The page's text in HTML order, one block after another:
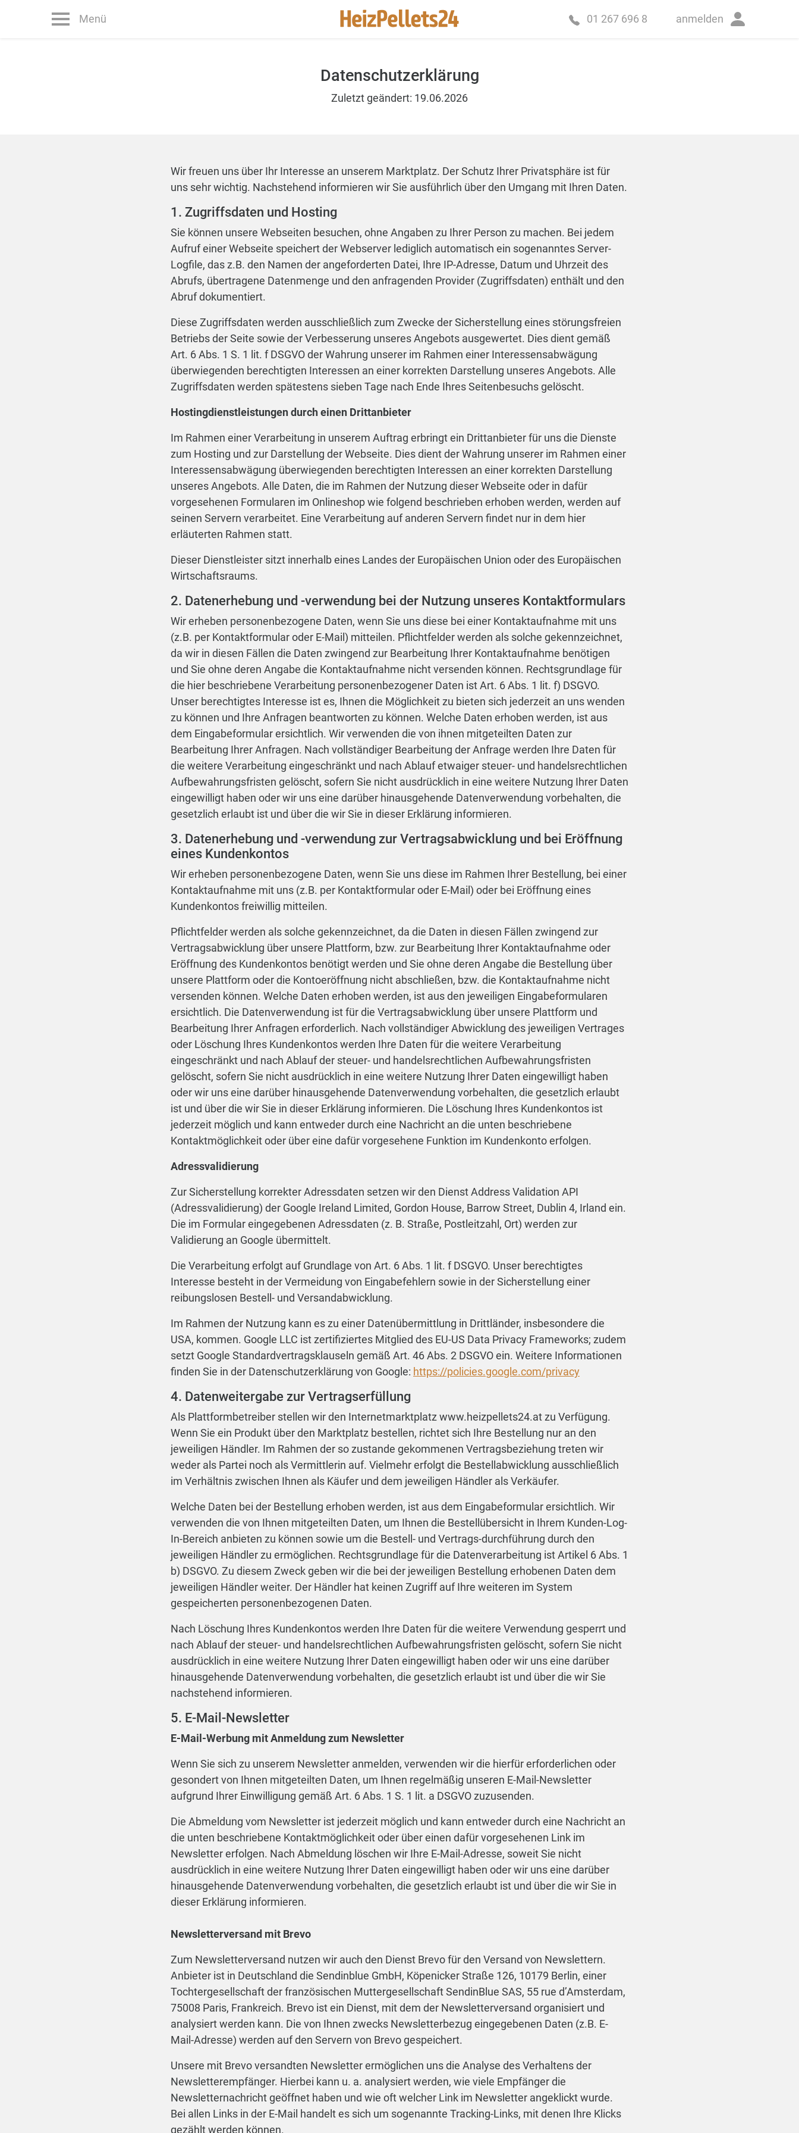
Menü 01 267 696 8 anmelden
Datenschutzerklärung
Zuletzt geändert: 19.06.2026
Wir freuen uns über Ihr Interesse an unserem Marktplatz. Der Schutz Ihrer Privatsphäre ist für
uns sehr wichtig. Nachstehend informieren wir Sie ausführlich über den Umgang mit Ihren Daten.
1. Zugriffsdaten und Hosting
Sie können unsere Webseiten besuchen, ohne Angaben zu Ihrer Person zu machen. Bei jedem
Aufruf einer Webseite speichert der Webserver lediglich automatisch ein sogenanntes Server-
Logfile, das z.B. den Namen der angeforderten Datei, Ihre IP-Adresse, Datum und Uhrzeit des
Abrufs, übertragene Datenmenge und den anfragenden Provider (Zugriffsdaten) enthält und den
Abruf dokumentiert.
Diese Zugriffsdaten werden ausschließlich zum Zwecke der Sicherstellung eines störungsfreien
Betriebs der Seite sowie der Verbesserung unseres Angebots ausgewertet. Dies dient gemäß
Art. 6 Abs. 1 S. 1 lit. f DSGVO der Wahrung unserer im Rahmen einer Interessensabwägung
überwiegenden berechtigten Interessen an einer korrekten Darstellung unseres Angebots. Alle
Zugriffsdaten werden spätestens sieben Tage nach Ende Ihres Seitenbesuchs gelöscht.
Hostingdienstleistungen durch einen Drittanbieter
Im Rahmen einer Verarbeitung in unserem Auftrag erbringt ein Drittanbieter für uns die Dienste
zum Hosting und zur Darstellung der Webseite. Dies dient der Wahrung unserer im Rahmen einer
Interessensabwägung überwiegenden berechtigten Interessen an einer korrekten Darstellung
unseres Angebots. Alle Daten, die im Rahmen der Nutzung dieser Webseite oder in dafür
vorgesehenen Formularen im Onlineshop wie folgend beschrieben erhoben werden, werden auf
seinen Servern verarbeitet. Eine Verarbeitung auf anderen Servern findet nur in dem hier
erläuterten Rahmen statt.
Dieser Dienstleister sitzt innerhalb eines Landes der Europäischen Union oder des Europäischen
Wirtschaftsraums.
2. Datenerhebung und -verwendung bei der Nutzung unseres Kontaktformulars
Wir erheben personenbezogene Daten, wenn Sie uns diese bei einer Kontaktaufnahme mit uns
(z.B. per Kontaktformular oder E-Mail) mitteilen. Pflichtfelder werden als solche gekennzeichnet,
da wir in diesen Fällen die Daten zwingend zur Bearbeitung Ihrer Kontaktaufnahme benötigen
und Sie ohne deren Angabe die Kontaktaufnahme nicht versenden können. Rechtsgrundlage für
die hier beschriebene Verarbeitung personenbezogener Daten ist Art. 6 Abs. 1 lit. f) DSGVO.
Unser berechtigtes Interesse ist es, Ihnen die Möglichkeit zu bieten sich jederzeit an uns wenden
zu können und Ihre Anfragen beantworten zu können. Welche Daten erhoben werden, ist aus
dem Eingabeformular ersichtlich. Wir verwenden die von ihnen mitgeteilten Daten zur
Bearbeitung Ihrer Anfragen. Nach vollständiger Bearbeitung der Anfrage werden Ihre Daten für
die weitere Verarbeitung eingeschränkt und nach Ablauf etwaiger steuer- und handelsrechtlichen
Aufbewahrungsfristen gelöscht, sofern Sie nicht ausdrücklich in eine weitere Nutzung Ihrer Daten
eingewilligt haben oder wir uns eine darüber hinausgehende Datenverwendung vorbehalten, die
gesetzlich erlaubt ist und über die wir Sie in dieser Erklärung informieren.
3. Datenerhebung und -verwendung zur Vertragsabwicklung und bei Eröffnung
eines Kundenkontos
Wir erheben personenbezogene Daten, wenn Sie uns diese im Rahmen Ihrer Bestellung, bei einer
Kontaktaufnahme mit uns (z.B. per Kontaktformular oder E-Mail) oder bei Eröffnung eines
Kundenkontos freiwillig mitteilen.
Pflichtfelder werden als solche gekennzeichnet, da die Daten in diesen Fällen zwingend zur
Vertragsabwicklung über unsere Plattform, bzw. zur Bearbeitung Ihrer Kontaktaufnahme oder
Eröffnung des Kundenkontos benötigt werden und Sie ohne deren Angabe die Bestellung über
unsere Plattform oder die Kontoeröffnung nicht abschließen, bzw. die Kontaktaufnahme nicht
versenden können. Welche Daten erhoben werden, ist aus den jeweiligen Eingabeformularen
ersichtlich. Die Datenverwendung ist für die Vertragsabwicklung über unsere Plattform und
Bearbeitung Ihrer Anfragen erforderlich. Nach vollständiger Abwicklung des jeweiligen Vertrages
oder Löschung Ihres Kundenkontos werden Ihre Daten für die weitere Verarbeitung
eingeschränkt und nach Ablauf der steuer- und handelsrechtlichen Aufbewahrungsfristen
gelöscht, sofern Sie nicht ausdrücklich in eine weitere Nutzung Ihrer Daten eingewilligt haben
oder wir uns eine darüber hinausgehende Datenverwendung vorbehalten, die gesetzlich erlaubt
ist und über die wir Sie in dieser Erklärung informieren. Die Löschung Ihres Kundenkontos ist
jederzeit möglich und kann entweder durch eine Nachricht an die unten beschriebene
Kontaktmöglichkeit oder über eine dafür vorgesehene Funktion im Kundenkonto erfolgen.
Adressvalidierung
Zur Sicherstellung korrekter Adressdaten setzen wir den Dienst Address Validation API
(Adressvalidierung) der Google Ireland Limited, Gordon House, Barrow Street, Dublin 4, Irland ein.
Die im Formular eingegebenen Adressdaten (z. B. Straße, Postleitzahl, Ort) werden zur
Validierung an Google übermittelt.
Die Verarbeitung erfolgt auf Grundlage von Art. 6 Abs. 1 lit. f DSGVO. Unser berechtigtes
Interesse besteht in der Vermeidung von Eingabefehlern sowie in der Sicherstellung einer
reibungslosen Bestell- und Versandabwicklung.
Im Rahmen der Nutzung kann es zu einer Datenübermittlung in Drittländer, insbesondere die
USA, kommen. Google LLC ist zertifiziertes Mitglied des EU-US Data Privacy Frameworks; zudem
setzt Google Standardvertragsklauseln gemäß Art. 46 Abs. 2 DSGVO ein. Weitere Informationen
finden Sie in der Datenschutzerklärung von Google: https://policies.google.com/privacy
4. Datenweitergabe zur Vertragserfüllung
Als Plattformbetreiber stellen wir den Internetmarktplatz www.heizpellets24.at zu Verfügung.
Wenn Sie ein Produkt über den Marktplatz bestellen, richtet sich Ihre Bestellung nur an den
jeweiligen Händler. Im Rahmen der so zustande gekommenen Vertragsbeziehung treten wir
weder als Partei noch als Vermittlerin auf. Vielmehr erfolgt die Bestellabwicklung ausschließlich
im Verhältnis zwischen Ihnen als Käufer und dem jeweiligen Händler als Verkäufer.
Welche Daten bei der Bestellung erhoben werden, ist aus dem Eingabeformular ersichtlich. Wir
verwenden die von Ihnen mitgeteilten Daten, um Ihnen die Bestellübersicht in Ihrem Kunden-Log-
In-Bereich anbieten zu können sowie um die Bestell- und Vertrags-durchführung durch den
jeweiligen Händler zu ermöglichen. Rechtsgrundlage für die Datenverarbeitung ist Artikel 6 Abs. 1
b) DSGVO. Zu diesem Zweck geben wir die bei der jeweiligen Bestellung erhobenen Daten dem
jeweiligen Händler weiter. Der Händler hat keinen Zugriff auf Ihre weiteren im System
gespeicherten personenbezogenen Daten.
Nach Löschung Ihres Kundenkontos werden Ihre Daten für die weitere Verwendung gesperrt und
nach Ablauf der steuer- und handelsrechtlichen Aufbewahrungsfristen gelöscht, sofern Sie nicht
ausdrücklich in eine weitere Nutzung Ihrer Daten eingewilligt haben oder wir uns eine darüber
hinausgehende Datenverwendung vorbehalten, die gesetzlich erlaubt ist und über die wir Sie
nachstehend informieren.
5. E-Mail-Newsletter
E-Mail-Werbung mit Anmeldung zum Newsletter
Wenn Sie sich zu unserem Newsletter anmelden, verwenden wir die hierfür erforderlichen oder
gesondert von Ihnen mitgeteilten Daten, um Ihnen regelmäßig unseren E-Mail-Newsletter
aufgrund Ihrer Einwilligung gemäß Art. 6 Abs. 1 S. 1 lit. a DSGVO zuzusenden.
Die Abmeldung vom Newsletter ist jederzeit möglich und kann entweder durch eine Nachricht an
die unten beschriebene Kontaktmöglichkeit oder über einen dafür vorgesehenen Link im
Newsletter erfolgen. Nach Abmeldung löschen wir Ihre E-Mail-Adresse, soweit Sie nicht
ausdrücklich in eine weitere Nutzung Ihrer Daten eingewilligt haben oder wir uns eine darüber
hinausgehende Datenverwendung vorbehalten, die gesetzlich erlaubt ist und über die wir Sie in
dieser Erklärung informieren.
Newsletterversand mit Brevo
Zum Newsletterversand nutzen wir auch den Dienst Brevo für den Versand von Newslettern.
Anbieter ist in Deutschland die Sendinblue GmbH, Köpenicker Straße 126, 10179 Berlin, einer
Tochtergesellschaft der französischen Muttergesellschaft SendinBlue SAS, 55 rue d’Amsterdam,
75008 Paris, Frankreich. Brevo ist ein Dienst, mit dem der Newsletterversand organisiert und
analysiert werden kann. Die von Ihnen zwecks Newsletterbezug eingegebenen Daten (z.B. E-
Mail-Adresse) werden auf den Servern von Brevo gespeichert.
Unsere mit Brevo versandten Newsletter ermöglichen uns die Analyse des Verhaltens der
Newsletterempfänger. Hierbei kann u. a. analysiert werden, wie viele Empfänger die
Newsletternachricht geöffnet haben und wie oft welcher Link im Newsletter angeklickt wurde.
Bei allen Links in der E-Mail handelt es sich um sogenannte Tracking-Links, mit denen Ihre Klicks
gezählt werden können.